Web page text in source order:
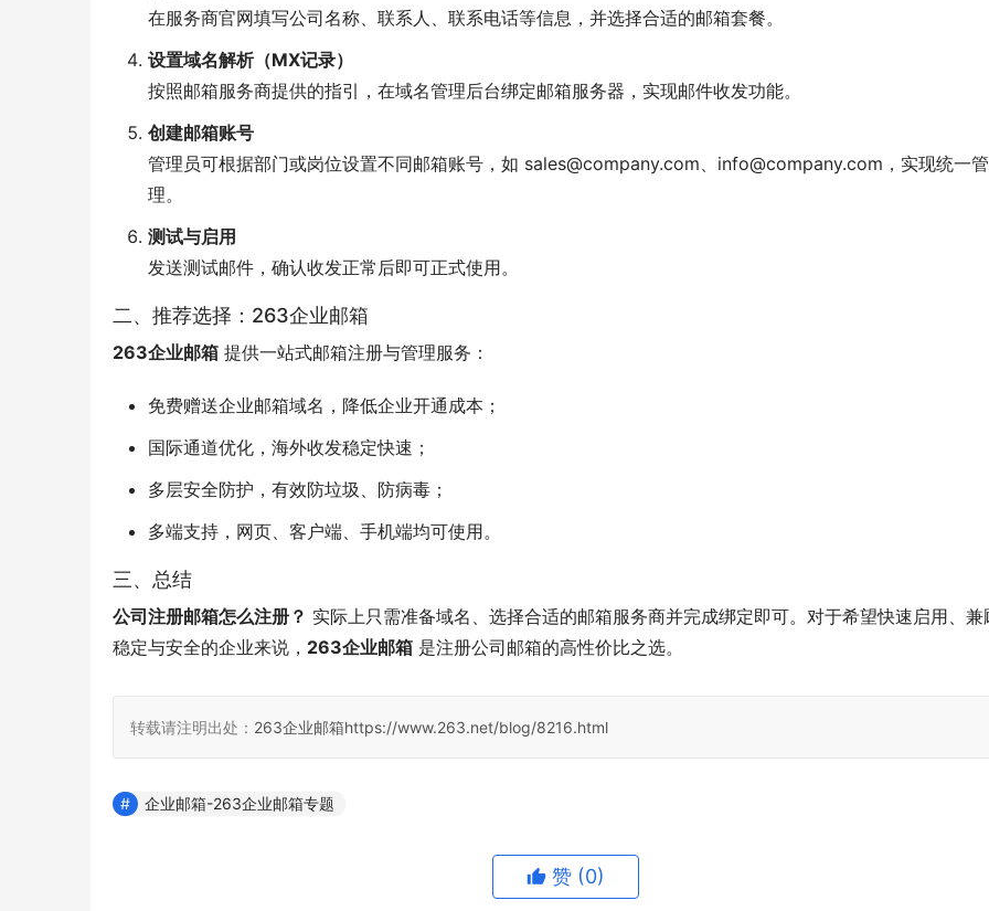
在服务商官网填写公司名称、联系人、联系电话等信息，并选择合适的邮箱套餐。
设置域名解析（MX记录）
按照邮箱服务商提供的指引，在域名管理后台绑定邮箱服务器，实现邮件收发功能。
创建邮箱账号
管理员可根据部门或岗位设置不同邮箱账号，如 sales@company.com、info@company.com，实现统一管
理。
测试与启用
发送测试邮件，确认收发正常后即可正式使用。
二、推荐选择：263企业邮箱
263企业邮箱 提供一站式邮箱注册与管理服务：
免费赠送企业邮箱域名，降低企业开通成本；
国际通道优化，海外收发稳定快速；
多层安全防护，有效防垃圾、防病毒；
多端支持，网页、客户端、手机端均可使用。
三、总结
公司注册邮箱怎么注册？ 实际上只需准备域名、选择合适的邮箱服务商并完成绑定即可。对于希望快速启用、兼
稳定与安全的企业来说， 263企业邮箱 是注册公司邮箱的高性价比之选。
转载请注明出处： 263企业邮箱https://www.263.net/blog/8216.html
企业邮箱-263企业邮箱专题
赞 (0)